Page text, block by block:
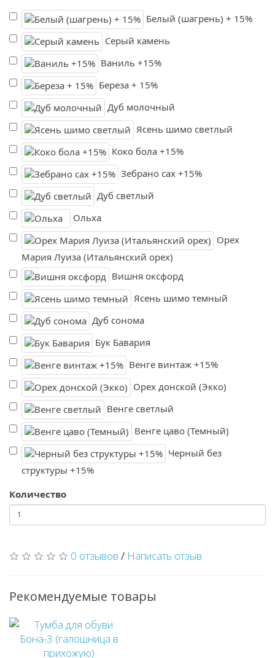
Белый (шагрень) + 15%
Серый камень
Ваниль +15%
Береза + 15%
Дуб молочный
Ясень шимо светлый
Коко бола +15%
Зебрано сах +15%
Дуб светлый
Ольха
Орех
Мария Луиза (Итальянский орех)
Вишня оксфорд
Ясень шимо темный
Дуб сонома
Бук Бавария
Венге винтаж +15%
Орех донской (Экко)
Венге светлый
Венге цаво (Темный)
Черный без
структуры +15%
Количество
0 отзывов / Написать отзыв
Рекомендуемые товары